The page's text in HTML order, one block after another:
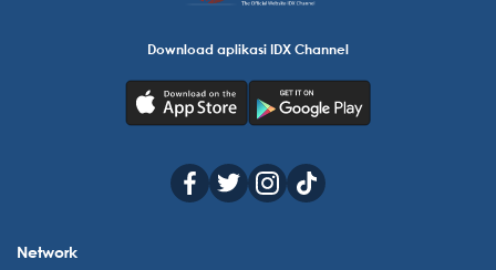
Download aplikasi IDX Channel
Network